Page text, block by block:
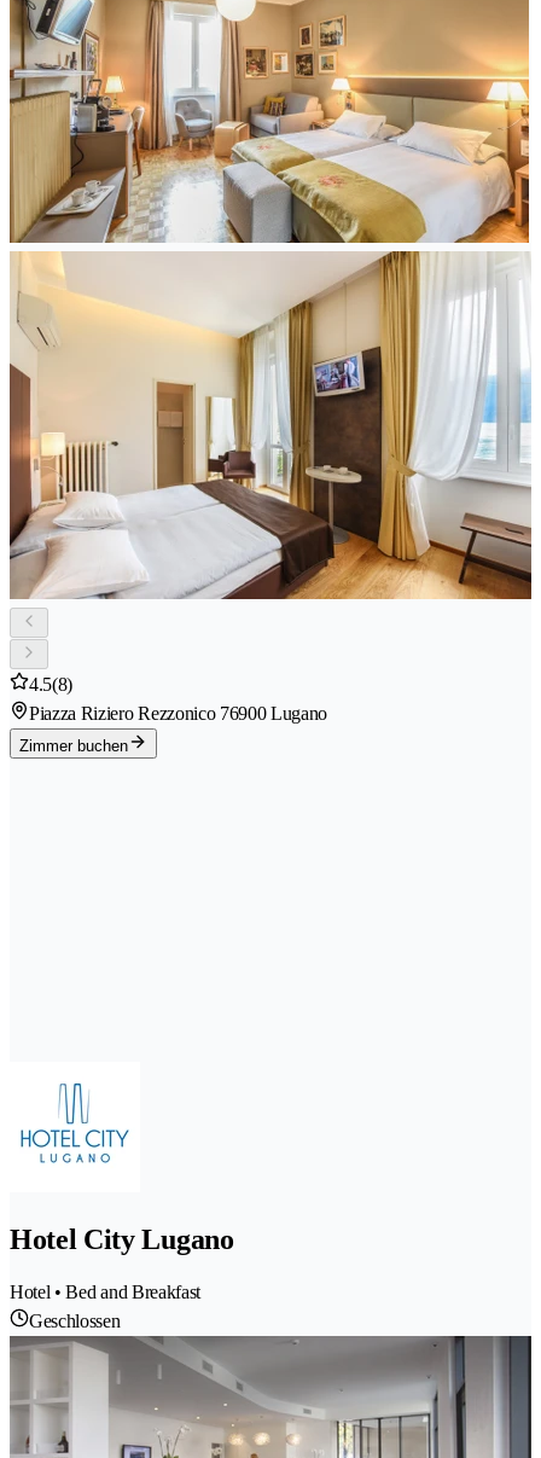
4.5(8)
Piazza Riziero Rezzonico 76900 Lugano
Zimmer buchen
Hotel City Lugano
Hotel • Bed and Breakfast
Geschlossen